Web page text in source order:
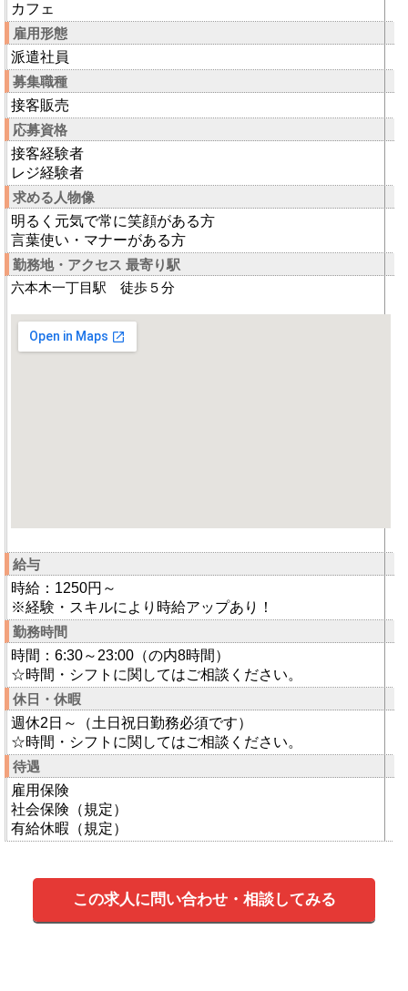
カフェ
雇用形態
派遣社員
募集職種
接客販売
応募資格
接客経験者
レジ経験者
求める人物像
明るく元気で常に笑顔がある方
言葉使い・マナーがある方
勤務地・アクセス 最寄り駅
六本木一丁目駅 徒歩５分
給与
時給：1250円～
※経験・スキルにより時給アップあり！
勤務時間
時間：6:30～23:00（の内8時間）
☆時間・シフトに関してはご相談ください。
休日・休暇
週休2日～（土日祝日勤務必須です）
☆時間・シフトに関してはご相談ください。
待遇
雇用保険
社会保険（規定）
有給休暇（規定）
この求人に問い合わせ・相談してみる